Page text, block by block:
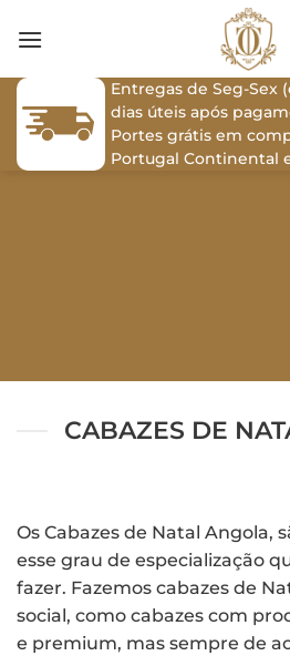
Entregas de Seg-Sex
dias úteis após
Portes grátis em
Portugal Continental
CABAZES DE
Os Cabazes de Natal Angola,
esse grau de especialização
fazer. Fazemos cabazes de
social, como cabazes com
e premium, mas sempre de